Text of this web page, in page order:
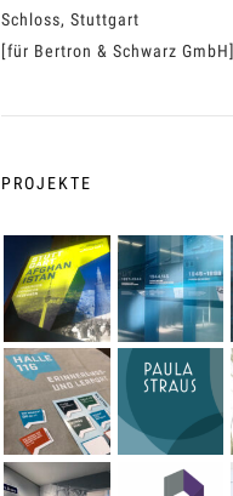
Schloss, Stuttgart
[für Bertron & Schwarz GmbH]
PROJEKTE